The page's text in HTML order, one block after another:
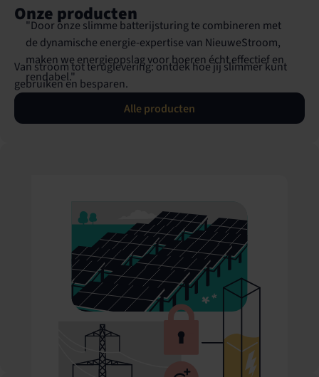
"Door onze slimme batterij­sturing te combineren met
de dynamische energie­-expertise van NieuweStroom,
maken we energieopslag voor boeren écht effectief en
rendabel."
"NieuweStroom maakt altijd een afspraak om de
kwaliteit te borgen en de klant zo goed mogelijk te
ontzorgen. Als een boer interesse toont, komt altijd
eerst iemand langs voor een gesprek."
Rob Marijnusse, Hoofd Verkoop
Onze producten
Van stroom tot teruglevering: ontdek hoe jij slimmer kunt
gebruiken en besparen.
Alle producten